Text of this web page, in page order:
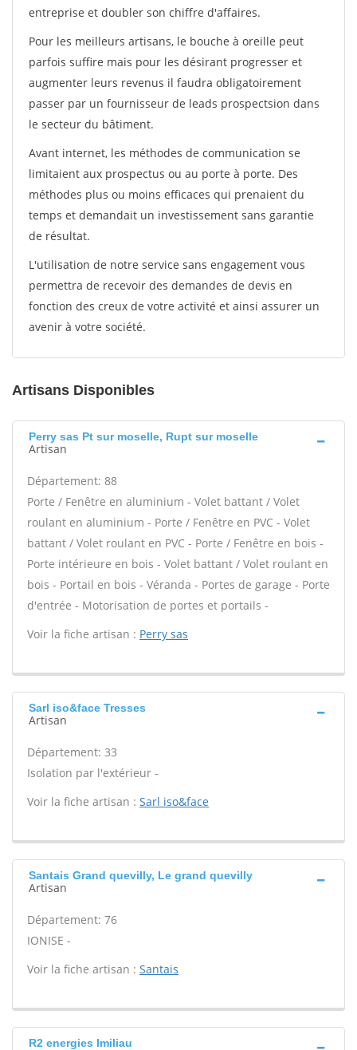
entreprise et doubler son chiffre d'affaires.
Pour les meilleurs artisans, le bouche à oreille peut
parfois suffire mais pour les désirant progresser et
augmenter leurs revenus il faudra obligatoirement
passer par un fournisseur de leads prospectsion dans
le secteur du bâtiment.
Avant internet, les méthodes de communication se
limitaient aux prospectus ou au porte à porte. Des
méthodes plus ou moins efficaces qui prenaient du
temps et demandait un investissement sans garantie
de résultat.
L'utilisation de notre service sans engagement vous
permettra de recevoir des demandes de devis en
fonction des creux de votre activité et ainsi assurer un
avenir à votre société.
Artisans Disponibles
Perry sas Pt sur moselle, Rupt sur moselle
Artisan
Département: 88
Porte / Fenêtre en aluminium - Volet battant / Volet
roulant en aluminium - Porte / Fenêtre en PVC - Volet
battant / Volet roulant en PVC - Porte / Fenêtre en bois -
Porte intérieure en bois - Volet battant / Volet roulant en
bois - Portail en bois - Véranda - Portes de garage - Porte
d'entrée - Motorisation de portes et portails -
Voir la fiche artisan : Perry sas
Sarl iso&face Tresses
Artisan
Département: 33
Isolation par l'extérieur -
Voir la fiche artisan : Sarl iso&face
Santais Grand quevilly, Le grand quevilly
Artisan
Département: 76
IONISE -
Voir la fiche artisan : Santais
R2 energies Imiliau